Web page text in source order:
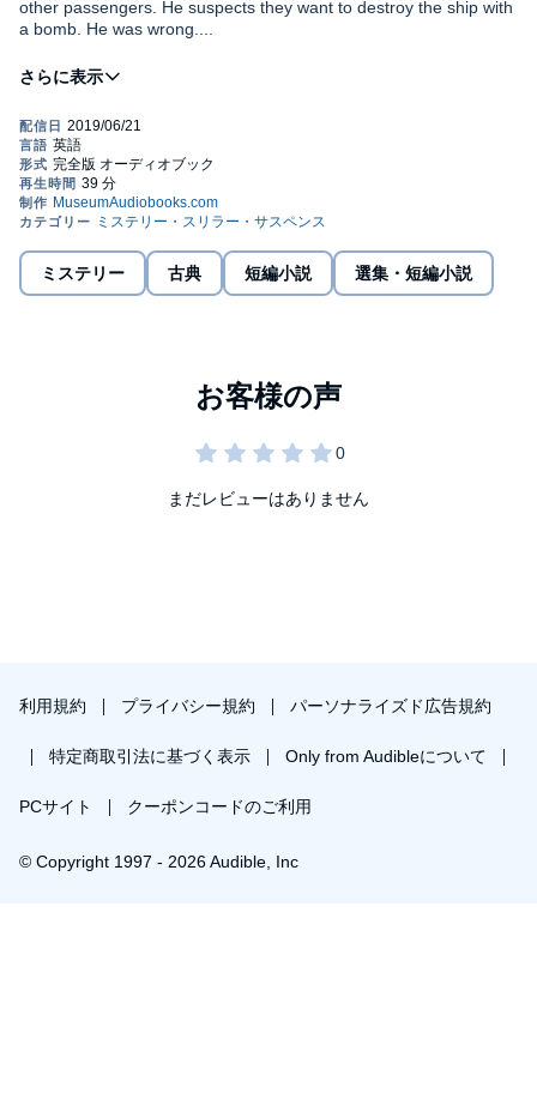
other passengers. He suspects they want to destroy the ship with
a bomb. He was wrong....
Public Domain (P)2019 Museum Audiobooks
ミステリー 古典 短編小説 選集・短編小説
まだレビューはありません
利用規約 プライバシー規約 パーソナライズド広告規約
特定商取引法に基づく表示 Only from Audibleについて
PCサイト クーポンコードのご利用
© Copyright 1997 - 2026 Audible, Inc